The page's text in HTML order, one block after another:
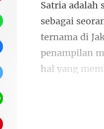
ternama di
penampilan